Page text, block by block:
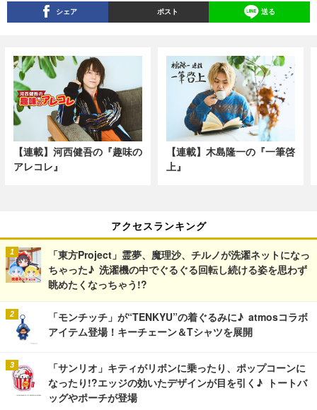
シェア ポスト 送る
【連載】河西健吾の『趣味の
アレコレ』
【連載】木島隆一の『一筆啓
上』
アクセスランキング
「東方Project」霊夢、魔理沙、チルノが洗濯ネットになっ
ちゃった♪ 洗濯機の中でぐるぐる回転し続ける姿を思わず
眺めたくなっちゃう!?
「モンチッチ」が“TENKYU”の着ぐるみに♪ atmosコラボ
アイテム登場！キーチェーン＆Tシャツを展開
「サンリオ」キティがリボンに乗ったり、ポップコーンに
なったり!?エッジの効いたデザインが目を引く♪ トートバ
ッグやポーチが登場